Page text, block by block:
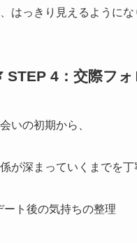
はっきり見えるようにな
STEP 4：交際フォ
いの初期から、
が深まっていくまでを丁
ート後の気持ちの整理